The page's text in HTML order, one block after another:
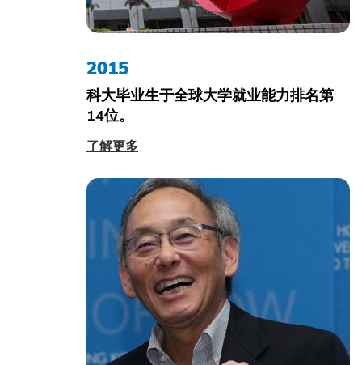
2015
科大毕业生于全球大学就业能力排名第
14位。
了解更多